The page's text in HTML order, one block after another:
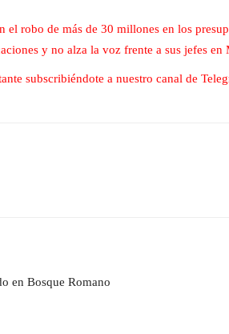
el robo de más de 30 millones en los
y no alza la voz frente a sus jefes
subscribiéndote a nuestro canal de
en Bosque Romano